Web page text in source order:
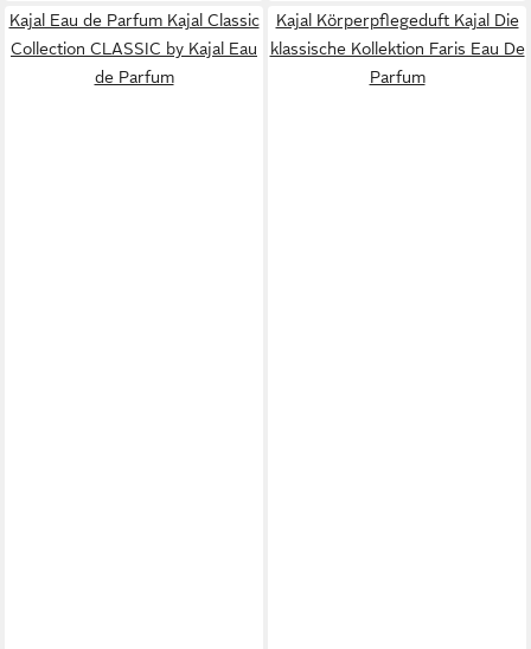
Kajal Eau de Parfum Kajal Classic
Collection CLASSIC by Kajal Eau
de Parfum
Kajal Körperpflegeduft Kajal Die
klassische Kollektion Faris Eau De
Parfum